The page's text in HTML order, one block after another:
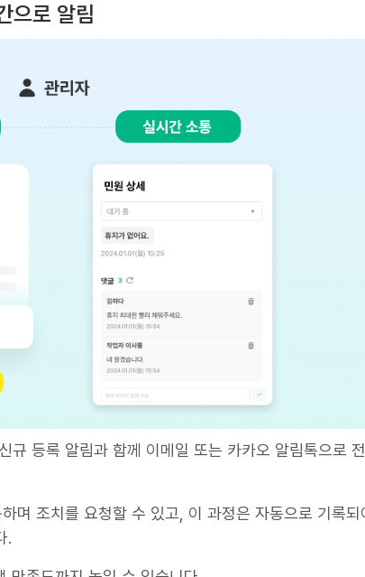
으로 알림
규 등록 알림과 함께 이메일 또는 카카오 알림톡으로 전
며 조치를 요청할 수 있고, 이 과정은 자동으로 기록되
.